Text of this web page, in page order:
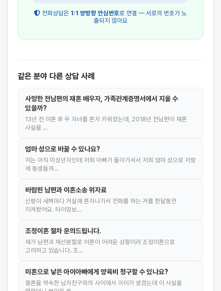
전화상담은 1:1 양방향 안심번호로 연결 — 서로의 번호가 노
출되지 않아요
같은 분야 다른 상담 사례
사망한 전남편의 재혼 배우자, 가족관계증명서에서 지울 수
있을까?
13년 전 이혼 후 두 자녀를 혼자 키워왔는데, 2018년 전남편이 재혼
사실을 …
엄마 성으로 바꿀 수 있나요?
저는 아직 미성년자인데 저희 아빠가 돌아가셔서 저희 엄마 성으로 저랑
제 동생들까…
바람핀 남편과 이혼소송 위자료
신랑이 새벽마다 거실에 혼자나가서 전화를 하는 거를 한달동안
지켜봤어요. 타이밍보…
조정이혼 절차 문의드립니다.
제가 남편과 재산분할로 이혼이 어려운 상황이라 조정이혼으로
고려하고 있습니다. 조…
미혼으로 낳은 아이아빠에게 양육비 청구할 수 있나요?
결혼을 약속한 남자친구와의 사이에서 아이가 생겼는데 이 사실을